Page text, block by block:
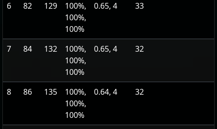
6 82 129
100%,
100%,
100%
0.65, 4 33
7 84 132
100%,
100%,
100%
0.65, 4 32
8 86 135
100%,
100%,
100%
0.64, 4 32